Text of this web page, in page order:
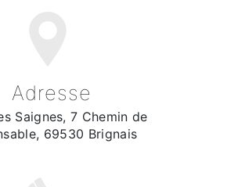
Adresse
Saignes, 7 Chemin de
69530 Brignais